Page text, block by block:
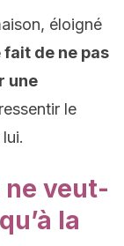
éloigné
de ne pas
une
le
ne veut-
la